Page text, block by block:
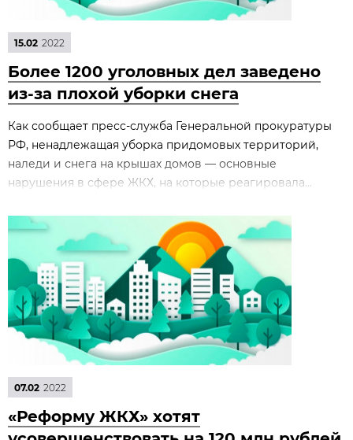
15.02 2022
Более 1200 уголовных дел заведено
из-за плохой уборки снега
Как сообщает пресс-служба Генеральной прокуратуры
РФ, ненадлежащая уборка придомовых территорий,
наледи и снега на крышах домов — основные
нарушения в сфере ЖКХ, на которые реагировала...
07.02 2022
«Реформу ЖКХ» хотят